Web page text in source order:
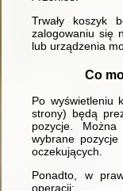
Trwały koszyk
zalogowaniu się
lub urządzenia
Co
Po wyświetleniu
strony) będą
pozycje.
wybrane
oczekujących.
Ponadto, w
operacji: